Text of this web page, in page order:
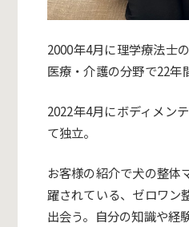
2000年4月に理学療法士
医療・介護の分野で22年
2022年4月にボディメン
て独立。
お客様の紹介で犬の整体
躍されている、ゼロワン
出会う。自分の知識や経